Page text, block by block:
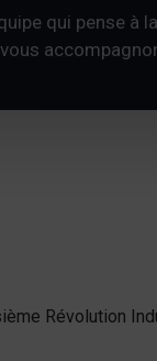
qui pense à
Révolution